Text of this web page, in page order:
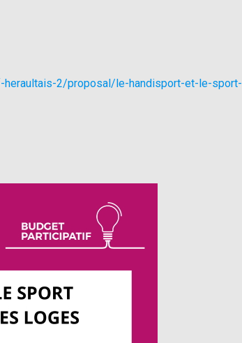
heraultais-2/proposal/le-handisport-et-le-sport-